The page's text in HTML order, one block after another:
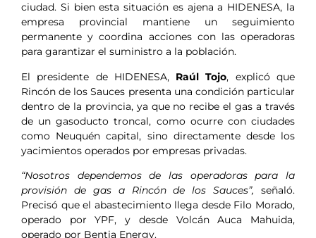
ciudad. Si bien esta situación es ajena a HIDENESA, la
empresa provincial mantiene un seguimiento
permanente y coordina acciones con las operadoras
para garantizar el suministro a la población.
El presidente de HIDENESA, Raúl Tojo, explicó que
Rincón de los Sauces presenta una condición particular
dentro de la provincia, ya que no recibe el gas a través
de un gasoducto troncal, como ocurre con ciudades
como Neuquén capital, sino directamente desde los
yacimientos operados por empresas privadas.
“Nosotros dependemos de las operadoras para la
provisión de gas a Rincón de los Sauces”, señaló.
Precisó que el abastecimiento llega desde Filo Morado,
operado por YPF, y desde Volcán Auca Mahuida,
operado por Bentia Energy.